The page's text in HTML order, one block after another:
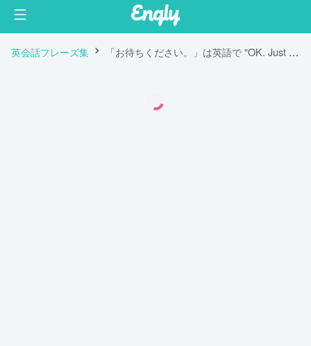
英会話フレーズ集 「お待ちください。」は英語で "OK. Just a moment, please."